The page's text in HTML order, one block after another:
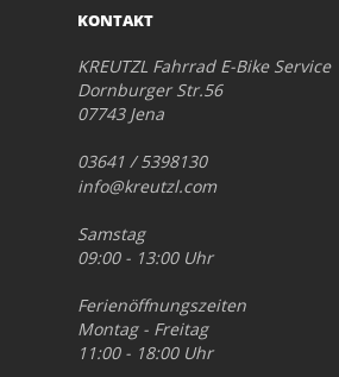
KONTAKT
KREUTZL Fahrrad E-Bike Service
Dornburger Str.56
07743 Jena
03641 / 5398130
info@kreutzl.com
Samstag
09:00 - 13:00 Uhr
Ferienöffnungszeiten
Montag - Freitag
11:00 - 18:00 Uhr